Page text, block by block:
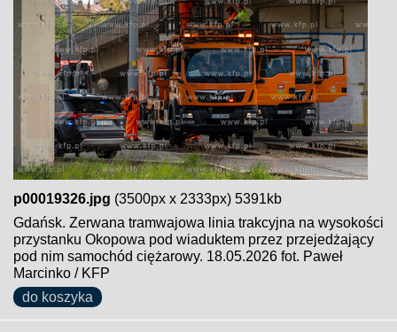
p00019326.jpg (3500px x 2333px) 5391kb
Gdańsk. Zerwana tramwajowa linia trakcyjna na wysokości
przystanku Okopowa pod wiaduktem przez przejedżający
pod nim samochód ciężarowy. 18.05.2026 fot. Paweł
Marcinko / KFP
do koszyka